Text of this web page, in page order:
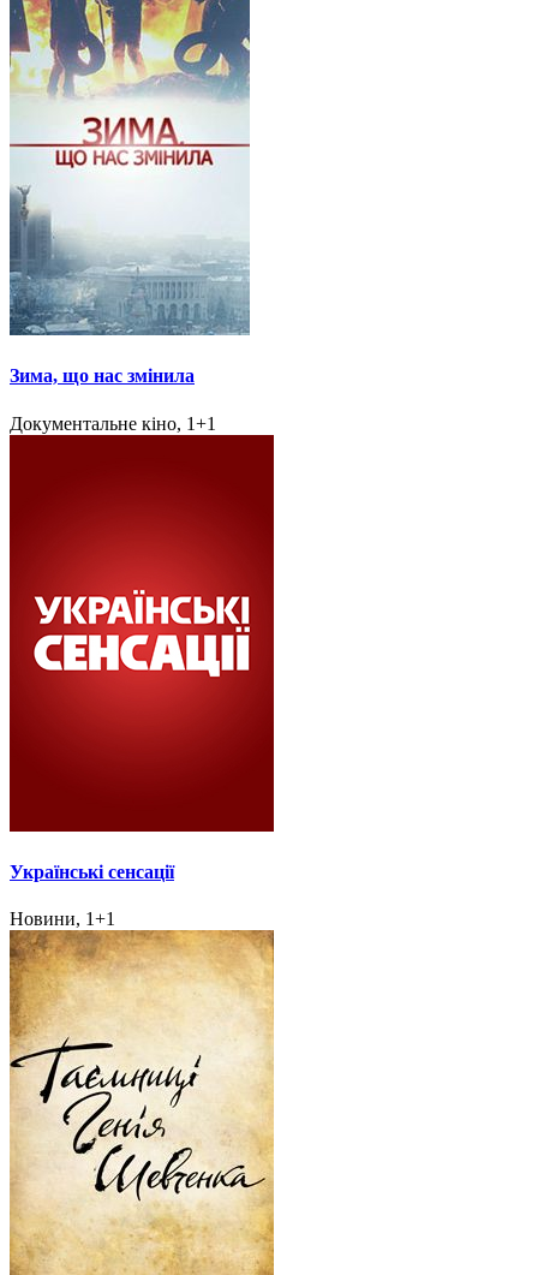
Зима, що нас змінила
Документальне кіно, 1+1
Українські сенсації
Новини, 1+1